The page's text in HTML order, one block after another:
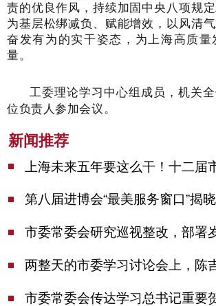
责的优良作风，持续加固中央八项规
为基层松绑减负、赋能增效，以风清
奋发有为的实干姿态，为上海高质量
量。
工委理论学习中心组成员，机关
位负责人参加会议。
新闻推荐